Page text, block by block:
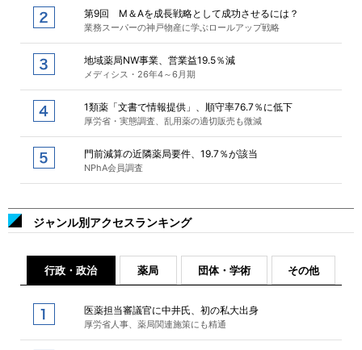
第9回 M＆Aを成長戦略として成功させるには？
業務スーパーの神戸物産に学ぶロールアップ戦略
地域薬局NW事業、営業益19.5％減
メディシス・26年4～6月期
1類薬「文書で情報提供」、順守率76.7％に低下
厚労省・実態調査、乱用薬の適切販売も微減
門前減算の近隣薬局要件、19.7％が該当
NPhA会員調査
ジャンル別アクセスランキング
行政・政治 薬局 団体・学術 その他
医薬担当審議官に中井氏、初の私大出身
厚労省人事、薬局関連施策にも精通